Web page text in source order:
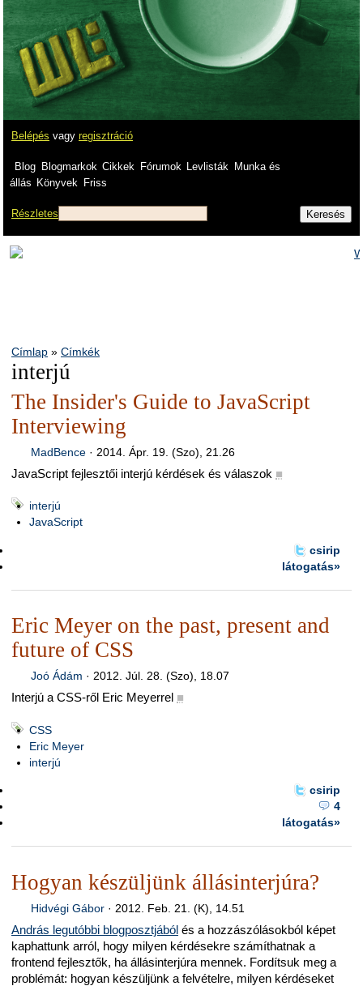
Belépés vagy regisztráció
Blog Blogmarkok Cikkek Fórumok Levlisták
Munka és
állás Könyvek Friss
Részletes
Címlap » Címkék
interjú
The Insider's Guide to JavaScript
Interviewing
MadBence· 2014. Ápr. 19. (Szo), 21.26
JavaScript fejlesztői interjú kérdések és válaszok ■
interjú
JavaScript
csirip
látogatás»
Eric Meyer on the past, present and
future of CSS
Joó Ádám · 2012. Júl. 28. (Szo), 18.07
Interjú a CSS-ről Eric Meyerrel ■
CSS
Eric Meyer
interjú
csirip
4
látogatás»
Hogyan készüljünk állásinterjúra?
Hidvégi Gábor· 2012. Feb. 21. (K), 14.51
András legutóbbi blogposztjából és a hozzászólásokból képet
kaphattunk arról, hogy milyen kérdésekre számíthatnak a
frontend fejlesztők, ha állásinterjúra mennek. Fordítsuk meg a
problémát: hogyan készüljünk a felvételre, milyen kérdéseket